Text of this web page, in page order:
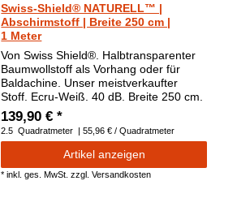
Swiss-Shield® NATURELL™ |
Abschirmstoff | Breite 250 cm |
1 Meter
Von Swiss Shield®. Halbtransparenter
Baumwollstoff als Vorhang oder für
Baldachine. Unser meistverkaufter
Stoff. Ecru-Weiß. 40 dB. Breite 250 cm.
139,90 € *
2.5 Quadratmeter | 55,96 € / Quadratmeter
Artikel anzeigen
*inkl. ges. MwSt. zzgl.Versandkosten